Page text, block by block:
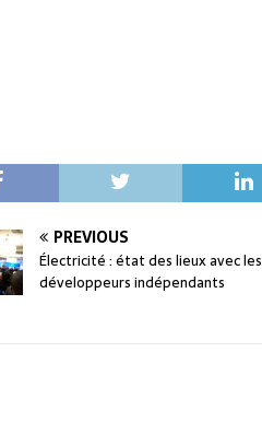
PREVIOUS
Électricité : état des lieux avec les
développeurs indépendants